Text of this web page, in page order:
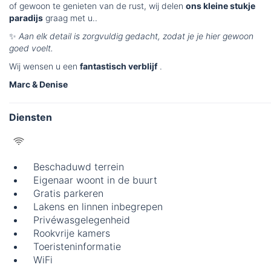
of gewoon te genieten van de rust, wij delen ons kleine stukje
paradijs graag met u..
✨ Aan elk detail is zorgvuldig gedacht, zodat je je hier gewoon
goed voelt.
Wij wensen u een fantastisch verblijf.
Marc & Denise
Diensten
Beschaduwd terrein
Eigenaar woont in de buurt
Gratis parkeren
Lakens en linnen inbegrepen
Privéwasgelegenheid
Rookvrije kamers
Toeristeninformatie
WiFi